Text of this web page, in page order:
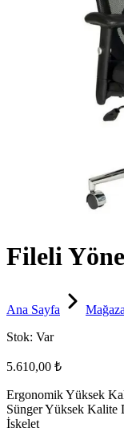
Fileli
Ana Sayfa Mağaza
Stok: Var
5.610,00 ₺
Ergonomik Yüksek
Sünger Yüksek Kalite
İskelet